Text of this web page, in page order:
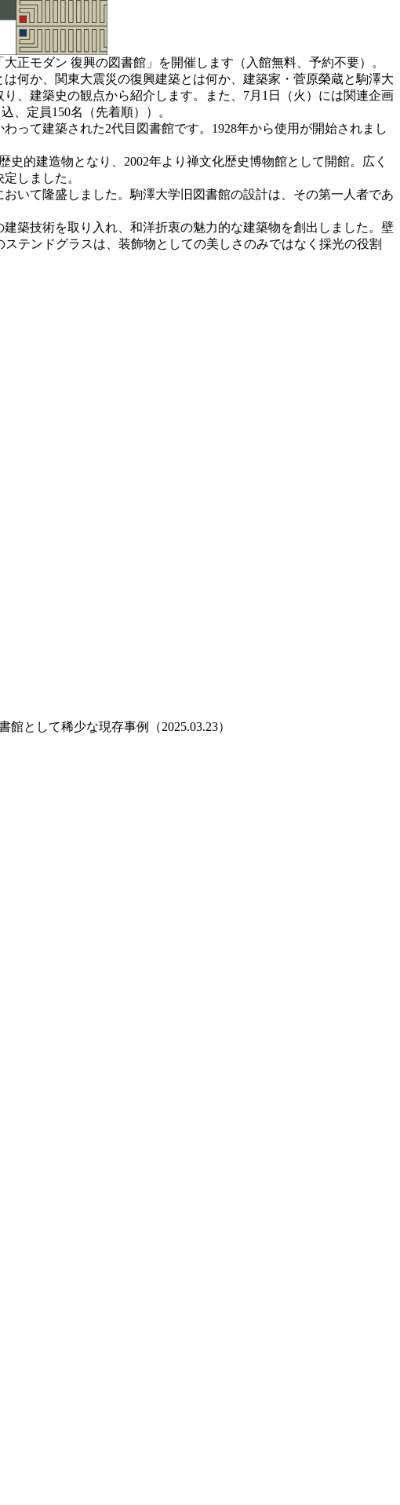
正モダン 復興の図書館」を開催します（入館無料、予約不要）。
何か、関東大震災の復興建築とは何か、建築家・菅原榮蔵と駒澤大
、建築史の観点から紹介します。また、7月1日（火）には関連企画
定員150名（先着順））。
って建築された2代目図書館です。1928年から使用が開始されまし
的建造物となり、2002年より禅文化歴史博物館として開館。
広く
しました。
いて隆盛しました。駒澤大学旧図書館の設計は、その第一人者であ
築技術を取り入れ、和洋折衷の魅力的な建築物を創出しました。壁
テンドグラスは、装飾物としての美しさのみではなく採光の役割
として稀少な現存事例（2025.03.23）